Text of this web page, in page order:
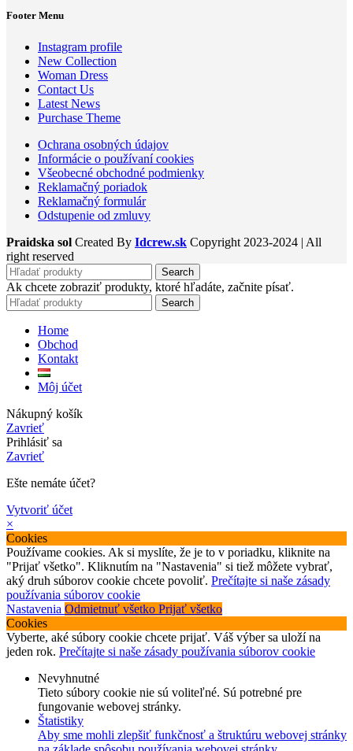
Footer Menu
Instagram profile
New Collection
Woman Dress
Contact Us
Latest News
Purchase Theme
Ochrana osobných údajov
Informácie o používaní cookies
Všeobecné obchodné podmienky
Reklamačný poriadok
Reklamačný formulár
Odstupenie od zmluvy
Praidska sol Created By Idcrew.sk Copyright 2023-2024 | All
right reserved
Search
Ak chcete zobraziť produkty, ktoré hľadáte, začnite písať.
Search
Home
Obchod
Kontakt
Môj účet
Nákupný košík
Zavrieť
Prihlásiť sa
Zavrieť
Ešte nemáte účet?
Vytvoriť účet
×
Cookies
Používame cookies. Ak si myslíte, že je to v poriadku, kliknite na
"Prijať všetko". Kliknutím na "Nastavenia" si tiež môžete vybrať,
aký druh súborov cookie chcete povoliť. Prečítajte si naše zásady
používania súborov cookie
Nastavenia Odmietnuť všetko Prijať všetko
Cookies
Vyberte, aké súbory cookie chcete prijať. Váš výber sa uloží na
jeden rok. Prečítajte si naše zásady používania súborov cookie
Nevyhnutné
Tieto súbory cookie nie sú voliteľné. Sú potrebné pre
fungovanie webovej stránky.
Štatistiky
Aby sme mohli zlepšiť funkčnosť a štruktúru webovej stránky